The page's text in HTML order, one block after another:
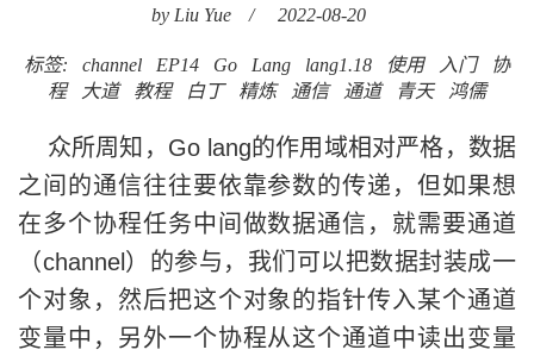
by Liu Yue / 2022-08-20
标签: channel EP14 Go Lang lang1.18 使用 入门
协
程
大道 教程 白丁 精炼 通信 通道 青天 鸿儒
众所周知，Go lang的作用域相对严格，数据
之间的通信往往要依靠参数的传递，但如果想
在多个协程任务中间做数据通信，就需要通道
（channel）的参与，我们可以把数据封装成一
个对象，然后把这个对象的指针传入某个通道
变量中，另外一个协程从这个通道中读出变量